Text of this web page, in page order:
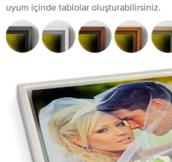
uyum içinde tablolar oluşturabilirsiniz.